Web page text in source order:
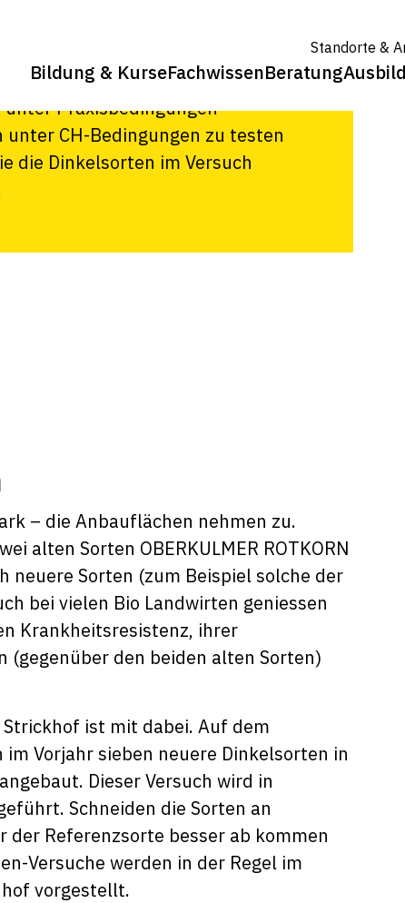
Standorte &
Bildung & KurseFachwissenBeratung
2022
durch. Die
Praxisbedingungen
CH-Bedingungen zu testen
die Dinkelsorten im Versuch
– die Anbauflächen nehmen zu.
alten Sorten OBERKULMER ROTKORN
neuere Sorten (zum Beispiel solche der
bei vielen Bio Landwirten geniessen
Krankheitsresistenz, ihrer
den beiden alten Sorten)
ist mit dabei. Auf dem
Vorjahr sieben neuere Dinkelsorten in
Dieser Versuch wird in
Schneiden die Sorten an
Referenzsorte besser ab kommen
Versuche werden in der Regel im
vorgestellt.